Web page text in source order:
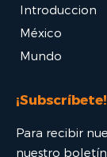
Introduccion
México
Mundo
¡Subscríbete!
Para recibir
nuestro